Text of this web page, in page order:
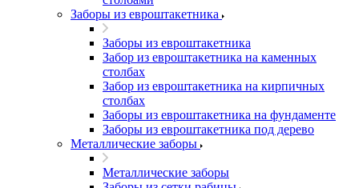
Заборы из евроштакетника
Заборы из евроштакетника
Забор из евроштакетника на каменных
столбах
Забор из евроштакетника на кирпичных
столбах
Заборы из евроштакетника на фундаменте
Заборы из евроштакетника под дерево
Металлические заборы
Металлические заборы